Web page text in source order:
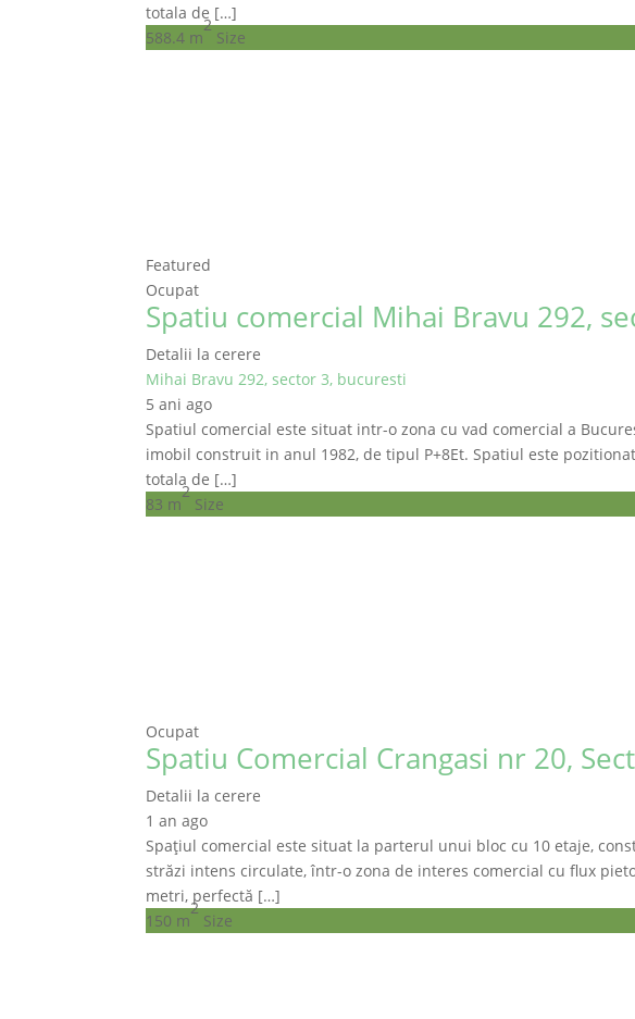
totala de […]
588.4 m
2
Size
Featured
Ocupat
Spatiu comercial Mihai Bravu 292,
Detalii la cerere
Mihai Bravu 292, sector 3, bucuresti
5 ani ago
Spatiul comercial este situat intr-o zona cu vad comercial a
imobil construit in anul 1982, de tipul P+8Et. Spatiul este
totala de […]
83 m
2
Size
Ocupat
Spatiu Comercial Crangasi nr 20,
Detalii la cerere
1 an ago
Spațiul comercial este situat la parterul unui bloc cu 10 etaje,
străzi intens circulate, într-o zona de interes comercial cu flux
metri, perfectă […]
150 m
2
Size